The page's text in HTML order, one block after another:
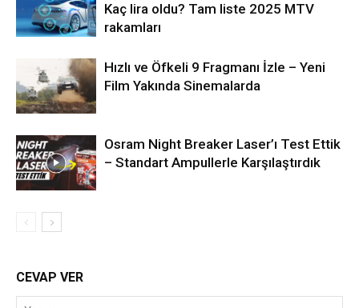
Kaç lira oldu? Tam liste 2025 MTV
rakamları
Hızlı ve Öfkeli 9 Fragmanı İzle – Yeni
Film Yakında Sinemalarda
Osram Night Breaker Laser’ı Test Ettik
– Standart Ampullerle Karşılaştırdık
CEVAP VER